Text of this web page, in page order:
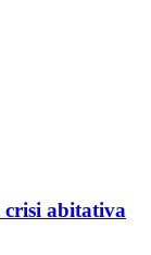
abitativa